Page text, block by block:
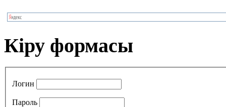
Кіру формасы
Логин
Пароль